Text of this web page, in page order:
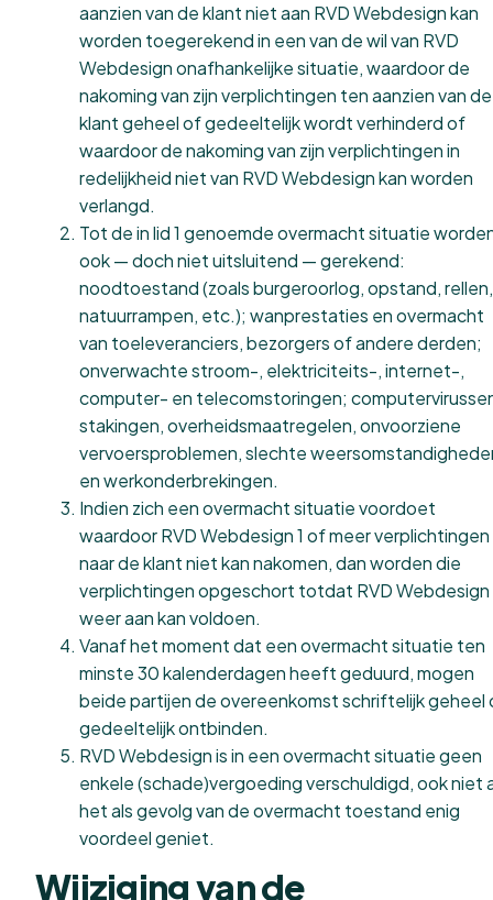
aanzien van de klant niet aan RVD Webdesign kan
worden toegerekend in een van de wil van RVD
Webdesign onafhankelijke situatie, waardoor de
nakoming van zijn verplichtingen ten aanzien van de
klant geheel of gedeeltelijk wordt verhinderd of
waardoor de nakoming van zijn verplichtingen in
redelijkheid niet van RVD Webdesign kan worden
verlangd.
Tot de in lid 1 genoemde overmacht situatie
ook — doch niet uitsluitend — gerekend:
noodtoestand (zoals burgeroorlog, opstand, rellen,
natuurrampen, etc.); wanprestaties en overmacht
van toeleveranciers, bezorgers of andere derden;
onverwachte stroom-, elektriciteits-, internet-,
computer- en telecomstoringen;
stakingen, overheidsmaatregelen, onvoorziene
vervoersproblemen, slechte
en werkonderbrekingen.
Indien zich een overmacht situatie voordoet
waardoor RVD Webdesign 1 of meer verplichtingen
naar de klant niet kan nakomen, dan worden die
verplichtingen opgeschort totdat RVD Webdesign
weer aan kan voldoen.
Vanaf het moment dat een overmacht situatie ten
minste 30 kalenderdagen heeft geduurd, mogen
beide partijen de overeenkomst schriftelijk geheel
gedeeltelijk ontbinden.
RVD Webdesign is in een overmacht situatie geen
enkele (schade)vergoeding verschuldigd, ook niet
het als gevolg van de overmacht toestand enig
voordeel geniet.
Wijziging van de